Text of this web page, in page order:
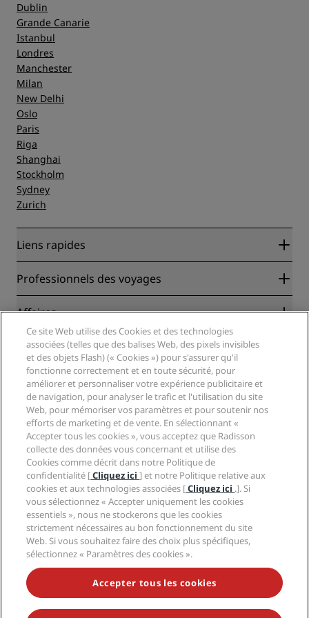
Dublin
Grande Canarie
Istanbul
Londres
Manchester
Milan
New Delhi
Oslo
Paris
Riga
Shanghai
Stockholm
Sydney
Zurich
Liens rapides
Radisson Rewards
Blog
Nouveaux et futurs hôtels
Application Radisson Hotels
Hôtels adaptés aux sportifs
Hôtels adaptés aux Familles
Santé et sécurité
Professionnels des voyages
Partenaires
Agents de voyages
Affaires
Radisson Hotel Group
Médias
Carrières RHG
Carrières PPHE
Carrières EHL
The Club by RHG
Opportunités de développement
Entreprise responsable
Approvisionnement
Légal
Centre de confidentialité
Mentions légales
Conditions générales Radisson Rewards
Contrat d’utilisation du site
Accessibilité numérique
Déclaration sur l’esclavage moderne
Aide
Avis aux consommateurs
Contact
FAQ
Plan du site
Médias sociaux
Marques Radisson Hotels
NE MANQUEZ AUCUNE DE NOS OFFRES LES PLUS
POPULAIRES
Ce site Web utilise des Cookies et des technologies
associées (telles que des balises Web, des pixels invisibles
et des objets Flash) (« Cookies ») pour s'assurer qu'il
fonctionne correctement et en toute sécurité, pour
améliorer et personnaliser votre expérience publicitaire et
de navigation, pour analyser le trafic et l'utilisation du site
Web, pour mémoriser vos paramètres et pour soutenir nos
efforts de marketing et de vente. En sélectionnant «
Accepter tous les cookies », vous acceptez que Radisson
collecte des données vous concernant et utilise des
Cookies comme décrit dans notre Politique de
confidentialité [Cliquez ici] et notre Politique relative aux
cookies et aux technologies associées [Cliquez ici .]. Si
vous sélectionnez « Accepter uniquement les cookies
essentiels », nous ne stockerons que les cookies
strictement nécessaires au bon fonctionnement du site
Web. Si vous souhaitez faire des choix plus spécifiques,
sélectionnez « Paramètres des cookies ».
Accepter tous les cookies